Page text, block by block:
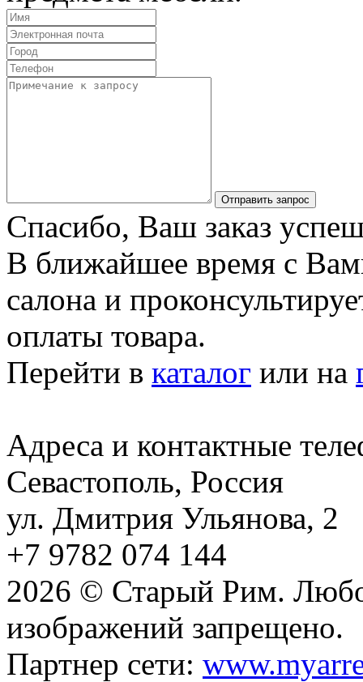
Отправить запрос
Спасибо, Ваш заказ
В ближайшее время с
салона и
оплаты товара.
Перейти в каталог или на
Адреса и контактные
Севастополь, Россия
ул. Дмитрия Ульянова, 2
+7 9782 074 144
2026 © Старый Рим.
изображений запрещено.
Партнер сети: